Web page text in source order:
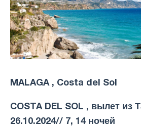
MALAGA , Costa del Sol
COSTA DEL SOL , вылет из
26.10.2024// 7, 14 ночей